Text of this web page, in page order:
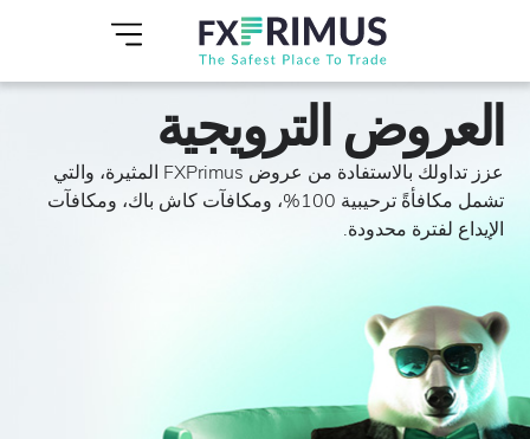
العروض الترويجية
عزز تداولك بالاستفادة من عروض FXPrimus المثيرة، والتي
تشمل مكافأةً ترحيبية 100%، ومكافآت كاش باك، ومكافآت
الإيداع لفترة محدودة.